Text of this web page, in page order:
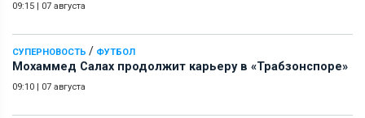
09:15 07 августа
СУПЕРНОВОСТЬ / ФУТБОЛ
Мохаммед Салах продолжит карьеру в «Трабзонспоре»
09:10 07 августа